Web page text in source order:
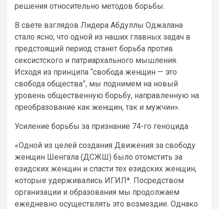
решения относительно методов борьбы.
В свете взглядов Лидера Абдуллы Оджалана
стало ясно, что одной из наших главных задач в
предстоящий период станет борьба против
сексистского и патриархального мышления.
Исходя из принципа “свобода женщин — это
свобода общества”, мы поднимем на новый
уровень общественную борьбу, направленную на
преобразование как женщин, так и мужчин».
Усиление борьбы за признание 74-го геноцида
«Одной из целей создания Движения за свободу
женщин Шенгала (ДСЖШ) было отомстить за
езидских женщин и спасти тех езидских женщин,
которые удерживались ИГИЛ*. Посредством
организации и образования мы продолжаем
ежедневно осуществлять это возмездие. Однако